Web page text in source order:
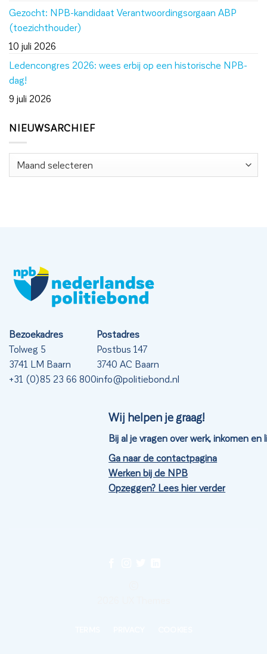
Gezocht: NPB-kandidaat Verantwoordingsorgaan ABP
(toezichthouder)
10 juli 2026
Ledencongres 2026: wees erbij op een historische NPB-
dag!
9 juli 2026
NIEUWSARCHIEF
Nieuwsarchief
Bezoekadres
Tolweg 5
3741 LM Baarn
+31 (0)85 23 66 800
Postadres
Postbus 147
3740 AC Baarn
info@politiebond.nl
Wij helpen je graag!
Bij al je vragen over werk, inkomen en
Ga naar de contactpagina
Werken bij de NPB
Opzeggen? Lees hier verder